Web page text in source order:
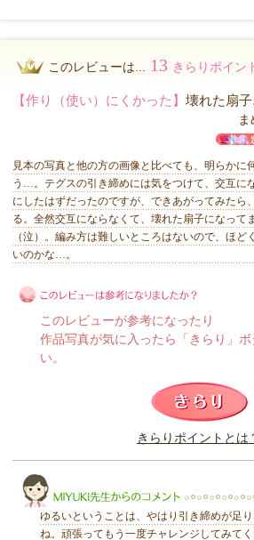
このレビューは... 13 きらりポイン
【作り（使い）にくかった】 壊れた扇
見本の写真と他の方の画像と比べても、明らかに
う…。テグスの引き締めには気をつけて、交互に
にしたはずだったのですが、できあがってみたら
る。全然交互にならなくて、壊れた扇子になって
（泣）。編み方は難しいところはないので、ほど
いのかな…。
このレビューは参考になりましたか？
このレビューが参考になったり
作品写真が気に入ったら「きらり」
い。
きらりポイントとは
ゆるいということは、やはり引き締めが足
ね。頑張ってもう一度チャレンジしてみてく